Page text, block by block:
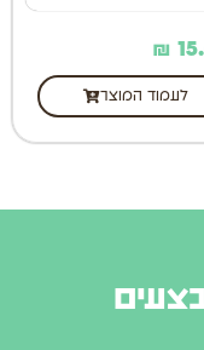
₪
לעמוד המוצר